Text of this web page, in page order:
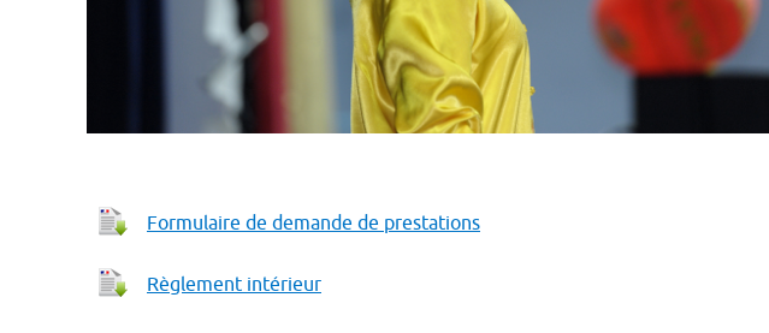
Formulaire de demande de prestations
Règlement intérieur